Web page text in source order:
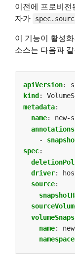
이전에 프로비전
자가
이 기능이 활성
소스는 다음과
apiVersion:
kind :
metadata:
name:
new-
annotations
-
spec:
driver:
source:
name:
namespace